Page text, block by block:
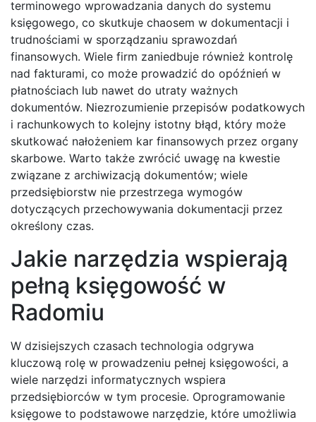
terminowego wprowadzania danych do systemu
księgowego, co skutkuje chaosem w dokumentacji i
trudnościami w sporządzaniu sprawozdań
finansowych. Wiele firm zaniedbuje również kontrolę
nad fakturami, co może prowadzić do opóźnień w
płatnościach lub nawet do utraty ważnych
dokumentów. Niezrozumienie przepisów podatkowych
i rachunkowych to kolejny istotny błąd, który może
skutkować nałożeniem kar finansowych przez organy
skarbowe. Warto także zwrócić uwagę na kwestie
związane z archiwizacją dokumentów; wiele
przedsiębiorstw nie przestrzega wymogów
dotyczących przechowywania dokumentacji przez
określony czas.
Jakie narzędzia wspierają
pełną księgowość w
Radomiu
W dzisiejszych czasach technologia odgrywa
kluczową rolę w prowadzeniu pełnej księgowości, a
wiele narzędzi informatycznych wspiera
przedsiębiorców w tym procesie. Oprogramowanie
księgowe to podstawowe narzędzie, które umożliwia